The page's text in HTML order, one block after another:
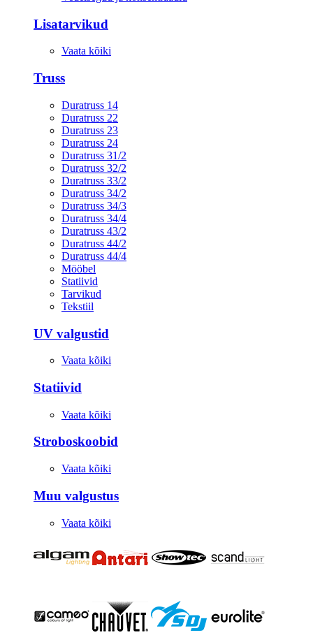
Lisatarvikud
Vaata kõiki
Truss
Duratruss 14
Duratruss 22
Duratruss 23
Duratruss 24
Duratruss 31/2
Duratruss 32/2
Duratruss 33/2
Duratruss 34/2
Duratruss 34/3
Duratruss 34/4
Duratruss 43/2
Duratruss 44/2
Duratruss 44/4
Mööbel
Statiivid
Tarvikud
Tekstiil
UV valgustid
Vaata kõiki
Statiivid
Vaata kõiki
Stroboskoobid
Vaata kõiki
Muu valgustus
Vaata kõiki